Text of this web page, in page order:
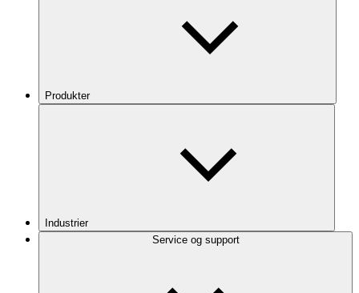
Produkter
Industrier
Service og support